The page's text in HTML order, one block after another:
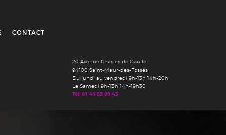
CONTACT
20 Avenue Charles de Gaulle
94100 Saint-Maur-des-Fossés
Du lundi au vendredi 9h-13h 14h-20h
Le Samedi 9h-13h 14h-19h30
Tél: 01 48 83 00 43